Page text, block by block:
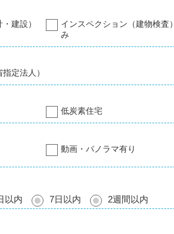
建設）
インスペクション（建物検査
み
定法人）
低炭素住宅
動画・パノラマ有り
以内 7日以内 2週間以内